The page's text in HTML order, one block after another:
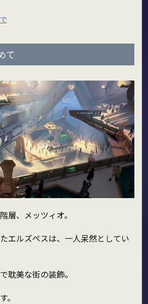
て
層、メッツィオ。
エルズペスは、一人呆然としてい
耽美な街の装飾。
。